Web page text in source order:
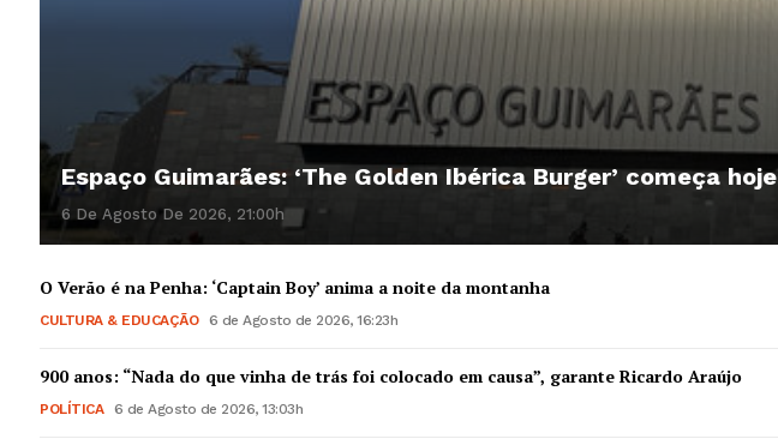
Espaço Guimarães: ‘The Golden Ibérica Burger’ começa hoje
6 De Agosto De 2026, 21:00h
O Verão é na Penha: ‘Captain Boy’ anima a noite da montanha
CULTURA & EDUCAÇÃO 6 de Agosto de 2026, 16:23h
900 anos: “Nada do que vinha de trás foi colocado em causa”, garante Ricardo Araújo
POLÍTICA 6 de Agosto de 2026, 13:03h